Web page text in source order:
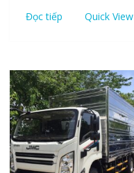
Đọc tiếp Quick View